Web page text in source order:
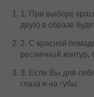
1. При выборе
двух) в образе
2. С красной
ресничный контур,
3. Если Вы для
глаза и на губы.